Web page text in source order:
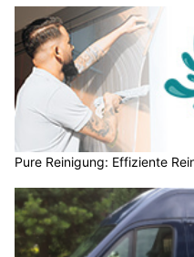
Pure Reinigung: Effiziente